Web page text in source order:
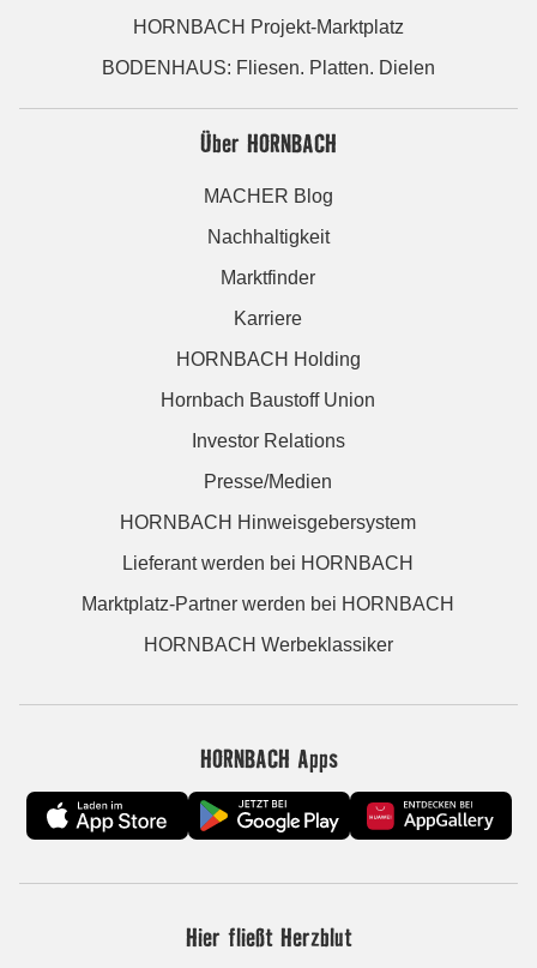
HORNBACH Projekt-Marktplatz
BODENHAUS: Fliesen. Platten. Dielen
Über HORNBACH
MACHER Blog
Nachhaltigkeit
Marktfinder
Karriere
HORNBACH Holding
Hornbach Baustoff Union
Investor Relations
Presse/Medien
HORNBACH Hinweisgebersystem
Lieferant werden bei HORNBACH
Marktplatz-Partner werden bei HORNBACH
HORNBACH Werbeklassiker
HORNBACH Apps
Hier fließt Herzblut